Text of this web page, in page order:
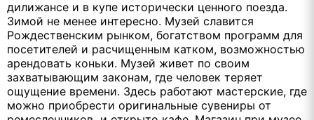
дилижансе и в купе исторически ценного поезда.
Зимой не менее интересно. Музей славится
Рождественским рынком, богатством программ для
посетителей и расчищенным катком, возможностью
арендовать коньки. Музей живет по своим
захватывающим законам, где человек теряет
ощущение времени. Здесь работают мастерские, где
можно приобрести оригинальные сувениры от